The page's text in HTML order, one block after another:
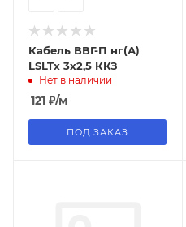
Кабель ВВГ-П нг(А)
LSLTx 3х2,5 ККЗ
Нет в наличии
121 ₽/м
ПОД ЗАКАЗ